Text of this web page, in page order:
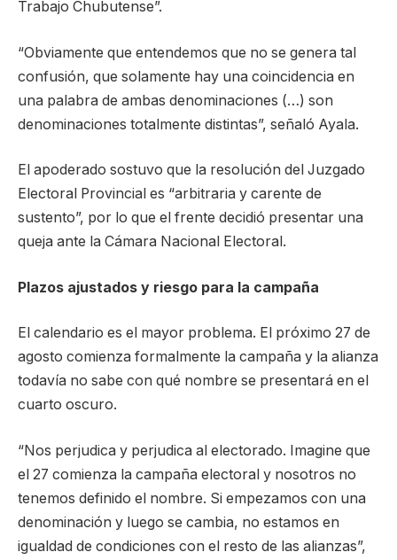
Trabajo Chubutense”.
“Obviamente que entendemos que no se genera tal
confusión, que solamente hay una coincidencia en
una palabra de ambas denominaciones (…) son
denominaciones totalmente distintas”, señaló Ayala.
El apoderado sostuvo que la resolución del Juzgado
Electoral Provincial es “arbitraria y carente de
sustento”, por lo que el frente decidió presentar una
queja ante la Cámara Nacional Electoral.
Plazos ajustados y riesgo para la campaña
El calendario es el mayor problema. El próximo 27 de
agosto comienza formalmente la campaña y la alianza
todavía no sabe con qué nombre se presentará en el
cuarto oscuro.
“Nos perjudica y perjudica al electorado. Imagine que
el 27 comienza la campaña electoral y nosotros no
tenemos definido el nombre. Si empezamos con una
denominación y luego se cambia, no estamos en
igualdad de condiciones con el resto de las alianzas”,